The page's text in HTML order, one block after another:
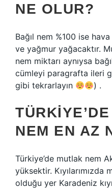
NE OLUR?
Bağıl nem %100 ise
ve yağmur yağacaktır.
nem miktarı aynıysa
cümleyi paragrafta ileri
gibi tekrarlayın
) .
NEM EN AZ
Türkiye’de mutlak nem
yüksektir.
olduğu yer Karadeniz